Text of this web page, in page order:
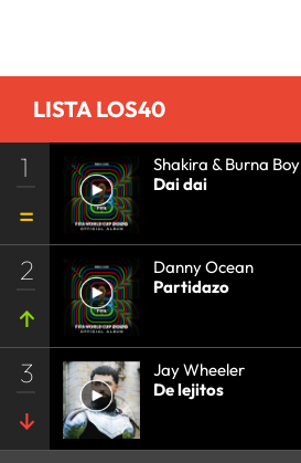
LISTA LOS40
1
Shakira & Burna Boy
Dai dai
2
Danny Ocean
Partidazo
3
Jay Wheeler
De lejitos